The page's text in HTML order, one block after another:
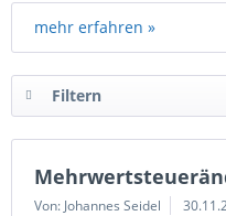
mehr erfahren »
Filtern
Von: Johannes Seidel